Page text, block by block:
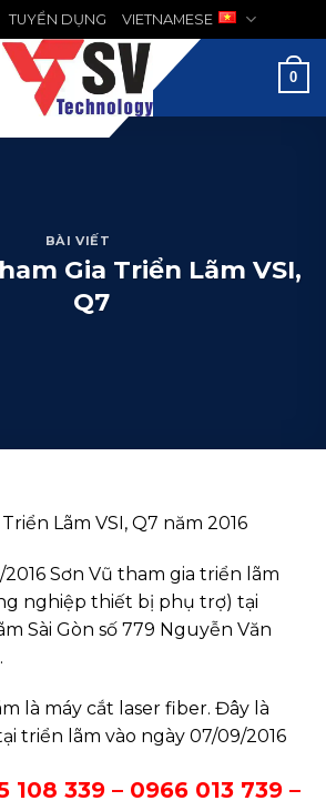
TUYỂN DỤNG VIETNAMESE
0
BÀI VIẾT
Gia Triển Lãm VSI,
Q7
Lãm VSI, Q7 năm 2016
Sơn Vũ tham gia triển lãm
nghiệp thiết bị phụ trợ) tại
Sài Gòn số 779 Nguyễn Văn
là máy cắt laser fiber. Đây là
triển lãm vào ngày 07/09/2016
108 339 – 0966 013 739 –